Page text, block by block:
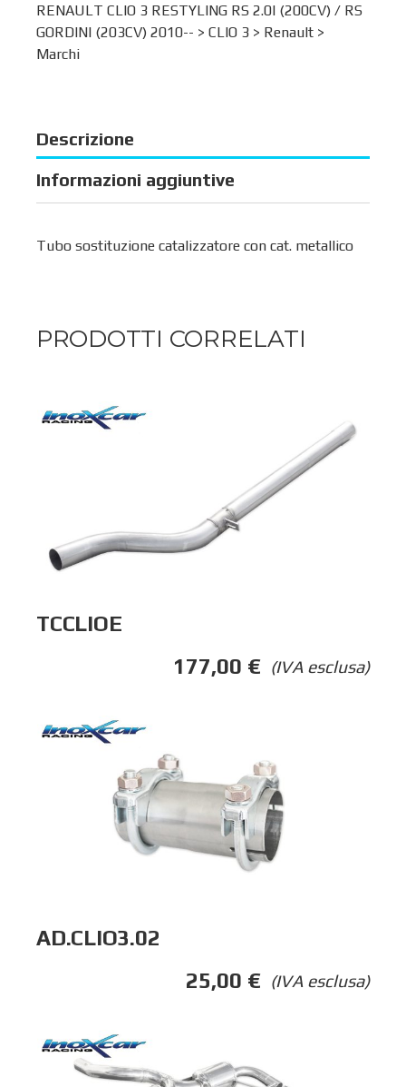
RENAULT CLIO 3 RESTYLING RS 2.0I (200CV) / RS
GORDINI (203CV) 2010-- > CLIO 3 > Renault >
Marchi
Descrizione
Informazioni aggiuntive
Tubo sostituzione catalizzatore con cat. metallico
PRODOTTI CORRELATI
TCCLIOE
(IVA esclusa)
177,00 €
AD.CLIO3.02
(IVA esclusa)
25,00 €